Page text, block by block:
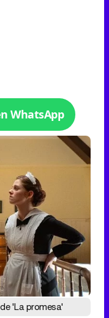
WhatsApp
'La promesa'